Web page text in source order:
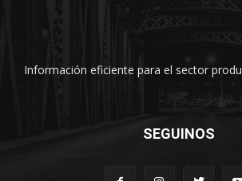
Información eficiente para el sector
SEGUINOS